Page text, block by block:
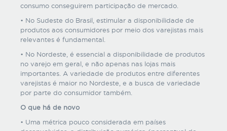
consumo conseguirem participação de mercado.
• No Sudeste do Brasil, estimular a disponibilidade de
produtos aos consumidores por meio dos varejistas mais
relevantes é fundamental.
• No Nordeste, é essencial a disponibilidade de produtos
no varejo em geral, e não apenas nas lojas mais
importantes. A variedade de produtos entre diferentes
varejistas é maior no Nordeste, e a busca de variedade
por parte do consumidor também.
O que há de novo
• Uma métrica pouco considerada em países